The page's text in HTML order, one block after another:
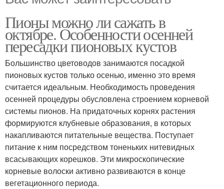
Пионы можно ли сажать в
октябре. Особенности осенней
пересадки пионовых кустов
Большинство цветоводов занимаются посадкой
пионовых кустов только осенью, именно это время
считается идеальным. Необходимость проведения
осенней процедуры обусловлена строением корневой
системы пионов. На придаточных корнях растения
формируются клубневые образования, в которых
накапливаются питательные вещества. Поступает
питание к ним посредством тоненьких нитевидных
всасывающих корешков. Эти микроскопические
корневые волоски активно развиваются в конце
вегетационного периода.